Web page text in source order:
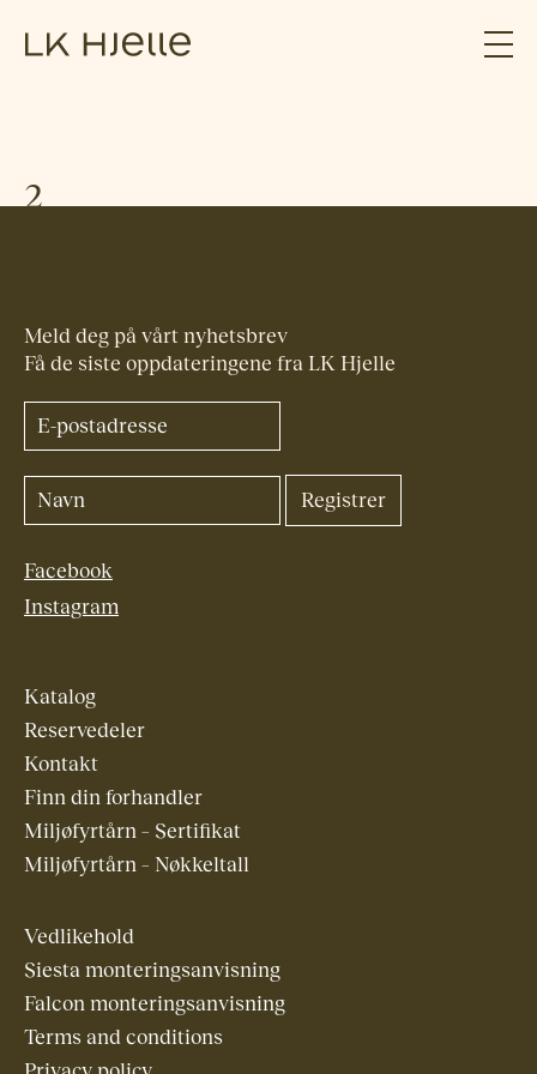
2
Meld deg på vårt nyhetsbrev
Få de siste oppdateringene fra LK Hjelle
Facebook
Instagram
Katalog
Reservedeler
Kontakt
Finn din forhandler
Miljøfyrtårn – Sertifikat
Miljøfyrtårn – Nøkkeltall
Vedlikehold
Siesta monteringsanvisning
Falcon monteringsanvisning
Terms and conditions